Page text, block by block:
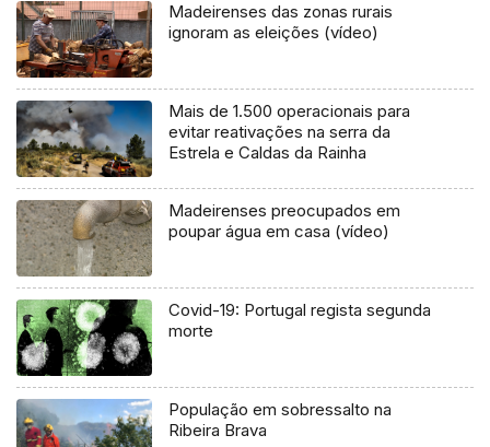
Madeirenses das zonas rurais
ignoram as eleições (vídeo)
Mais de 1.500 operacionais para
evitar reativações na serra da
Estrela e Caldas da Rainha
Madeirenses preocupados em
poupar água em casa (vídeo)
Covid-19: Portugal regista segunda
morte
População em sobressalto na
Ribeira Brava